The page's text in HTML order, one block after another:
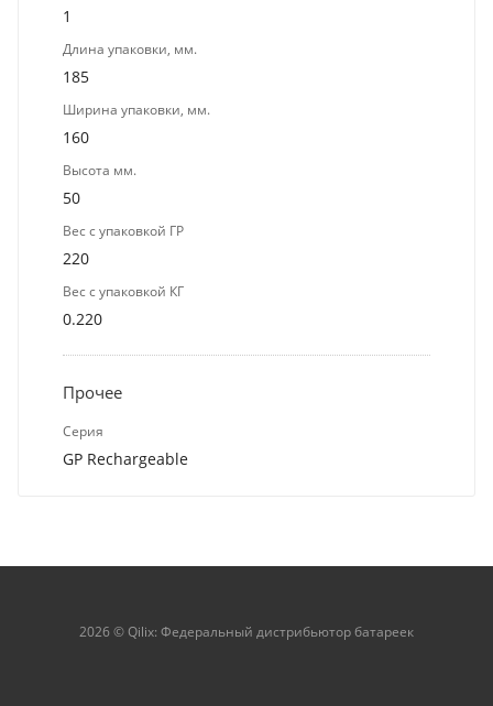
1
Длина упаковки, мм.
185
Ширина упаковки, мм.
160
Высота мм.
50
Вес с упаковкой ГР
220
Вес с упаковкой КГ
0.220
Прочее
Серия
GP Rechargeable
2026 © Qilix: Федеральный дистрибьютор батареек